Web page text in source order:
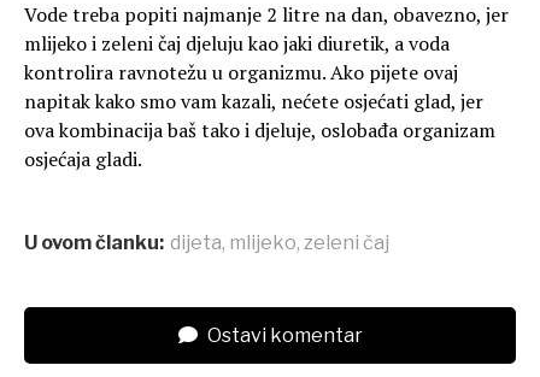
Vode treba popiti najmanje 2 litre na dan, obavezno, jer
mlijeko i zeleni čaj djeluju kao jaki diuretik, a voda
kontrolira ravnotežu u organizmu. Ako pijete ovaj
napitak kako smo vam kazali, nećete osjećati glad, jer
ova kombinacija baš tako i djeluje, oslobađa organizam
osjećaja gladi.
U ovom članku: dijeta, mlijeko, zeleni čaj
Ostavi komentar